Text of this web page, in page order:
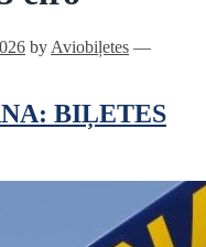
by Aviobiļetes —
BIĻETES